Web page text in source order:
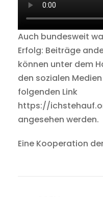
Auch bundesweit
Erfolg: Beiträge
können unter dem
den sozialen
folgenden Link
https://
angesehen werden.
Eine Kooperation